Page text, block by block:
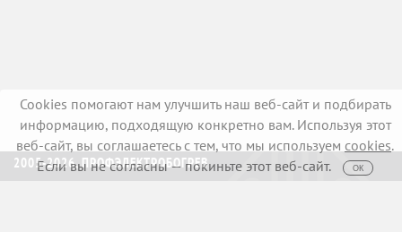
2005-2026, ПРОФЭЛЕКТРОБОГРЕВ
Cookies помогают нам улучшить наш веб-сайт и подбирать
информацию, подходящую конкретно вам. Используя этот
веб-сайт, вы соглашаетесь с тем, что мы используем cookies.
Если вы не согласны — покиньте этот веб-сайт.
ОК